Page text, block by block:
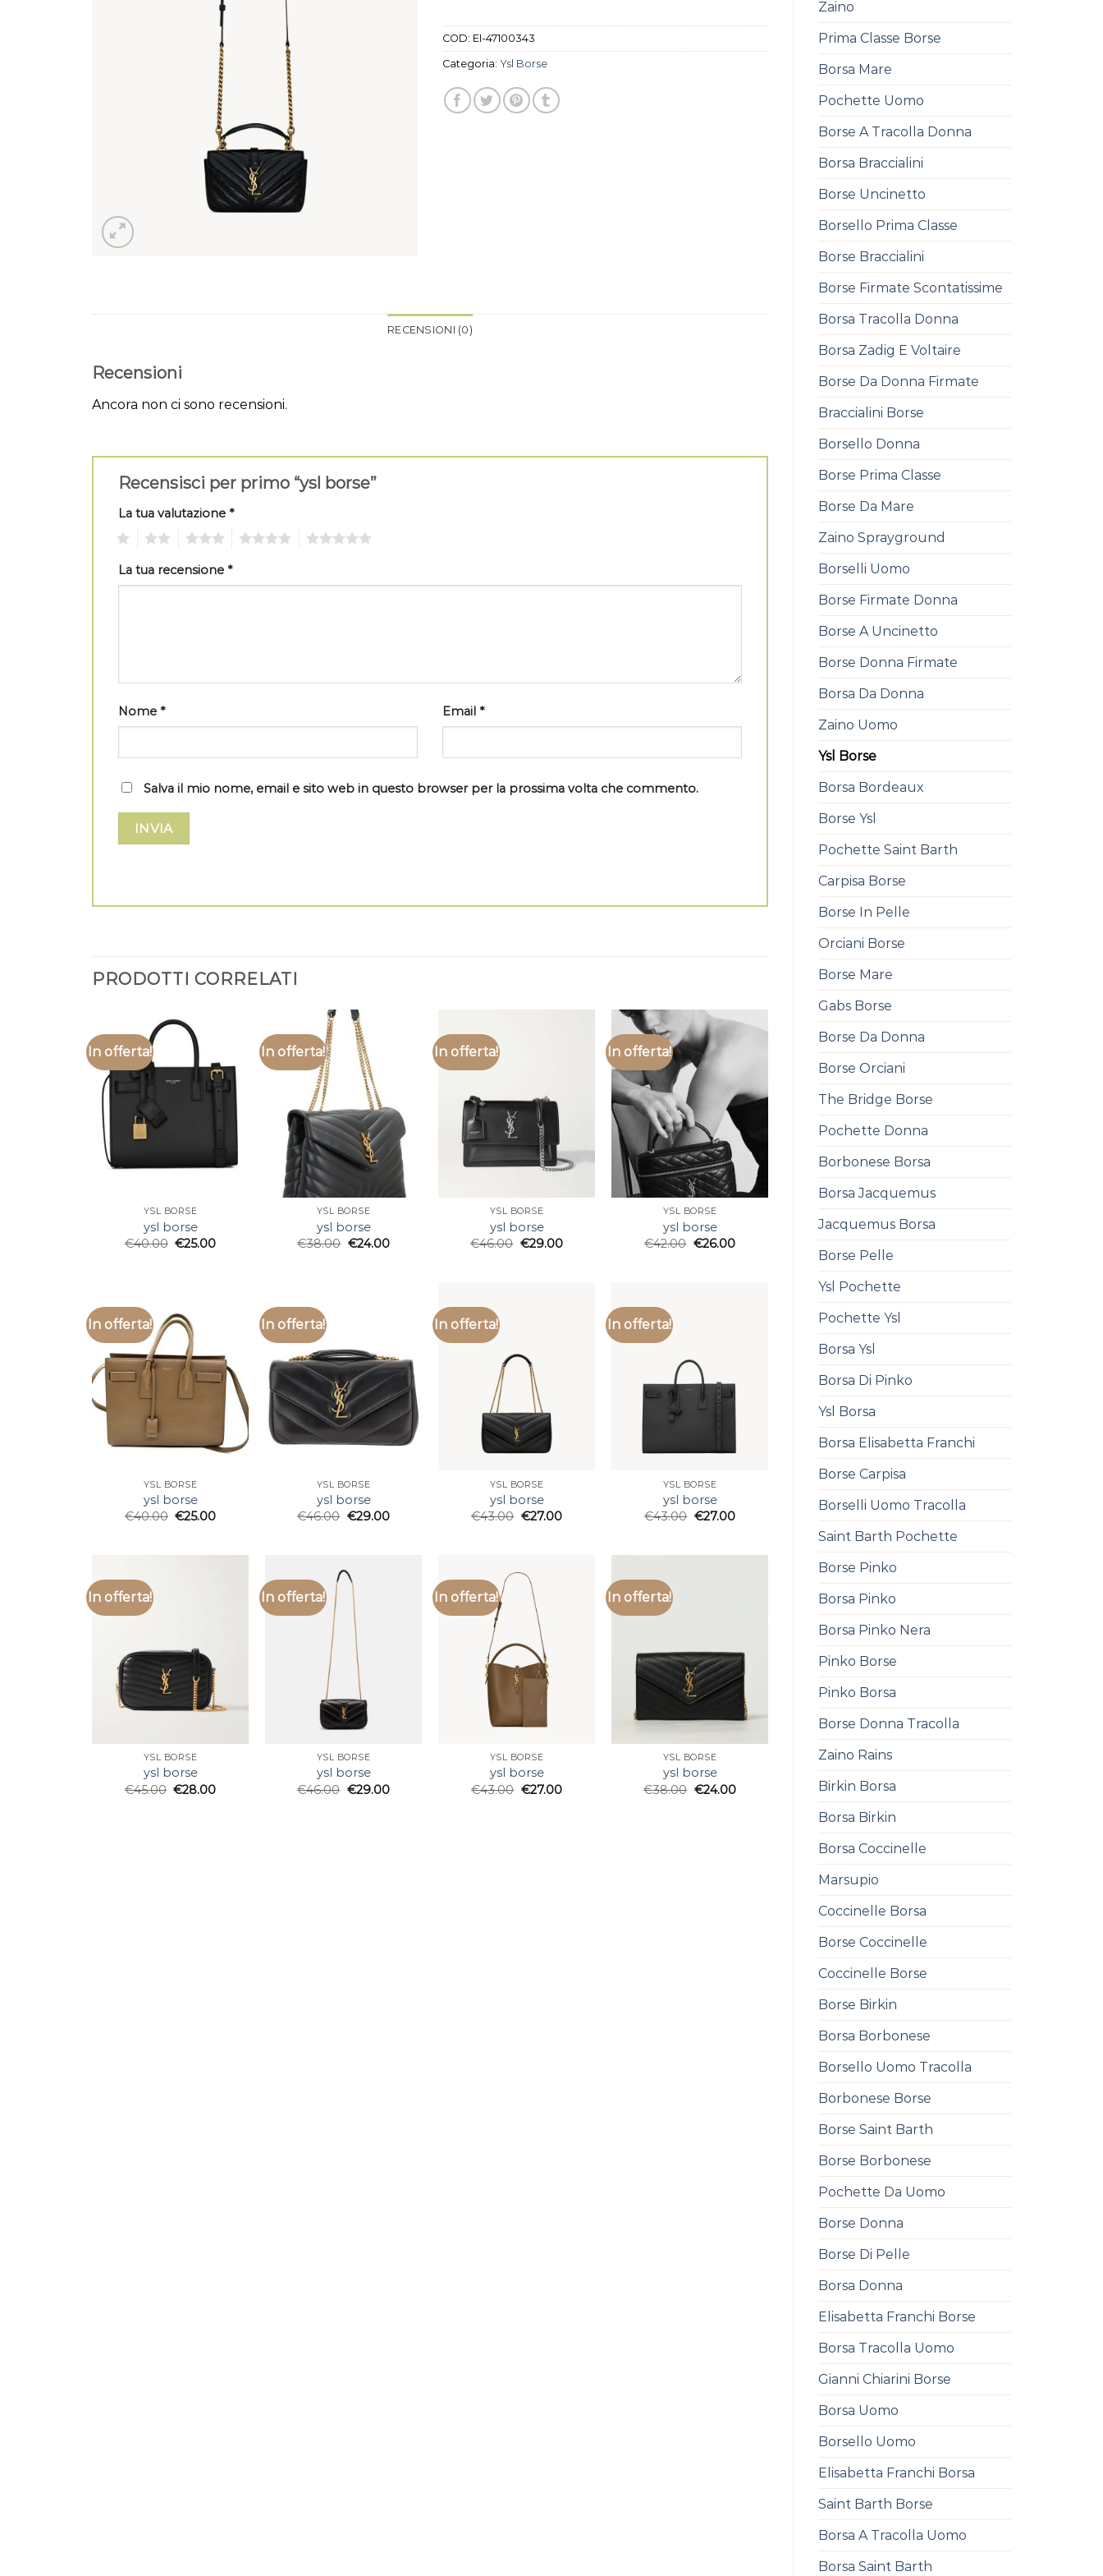
Zaino
Prima Classe Borse
Borsa Mare
Pochette Uomo
Borse A Tracolla Donna
Borsa Braccialini
Borse Uncinetto
Borsello Prima Classe
Borse Braccialini
Borse Firmate Scontatissime
Borsa Tracolla Donna
Borsa Zadig E Voltaire
Borse Da Donna Firmate
Braccialini Borse
Borsello Donna
Borse Prima Classe
Borse Da Mare
Zaino Sprayground
Borselli Uomo
Borse Firmate Donna
Borse A Uncinetto
Borse Donna Firmate
Borsa Da Donna
Zaino Uomo
Ysl Borse
Borsa Bordeaux
Borse Ysl
Pochette Saint Barth
Carpisa Borse
Borse In Pelle
Orciani Borse
Borse Mare
Gabs Borse
Borse Da Donna
Borse Orciani
The Bridge Borse
Pochette Donna
Borbonese Borsa
Borsa Jacquemus
Jacquemus Borsa
Borse Pelle
Ysl Pochette
Pochette Ysl
Borsa Ysl
Borsa Di Pinko
Ysl Borsa
Borsa Elisabetta Franchi
Borse Carpisa
Borselli Uomo Tracolla
Saint Barth Pochette
Borse Pinko
Borsa Pinko
Borsa Pinko Nera
Pinko Borse
Pinko Borsa
Borse Donna Tracolla
Zaino Rains
Birkin Borsa
Borsa Birkin
Borsa Coccinelle
Marsupio
Coccinelle Borsa
Borse Coccinelle
Coccinelle Borse
Borse Birkin
Borsa Borbonese
Borsello Uomo Tracolla
Borbonese Borse
Borse Saint Barth
Borse Borbonese
Pochette Da Uomo
Borse Donna
Borse Di Pelle
Borsa Donna
Elisabetta Franchi Borse
Borsa Tracolla Uomo
Gianni Chiarini Borse
Borsa Uomo
Borsello Uomo
Elisabetta Franchi Borsa
Saint Barth Borse
Borsa A Tracolla Uomo
Borsa Saint Barth
COD: EI-47100343
Categoria: Ysl Borse
RECENSIONI (0)
Recensioni
Ancora non ci sono recensioni.
Recensisci per primo “ysl borse”
La tua valutazione *
La tua recensione *
Nome * Email *
Salva il mio nome, email e sito web in questo browser per la prossima volta che commento.
PRODOTTI CORRELATI
In offerta!
YSL BORSE
ysl borse
€40.00 €25.00
In offerta!
YSL BORSE
ysl borse
€38.00 €24.00
In offerta!
YSL BORSE
ysl borse
€46.00 €29.00
In offerta!
YSL BORSE
ysl borse
€42.00 €26.00
In offerta!
YSL BORSE
ysl borse
€40.00 €25.00
In offerta!
YSL BORSE
ysl borse
€46.00 €29.00
In offerta!
YSL BORSE
ysl borse
€43.00 €27.00
In offerta!
YSL BORSE
ysl borse
€43.00 €27.00
In offerta!
YSL BORSE
ysl borse
€45.00 €28.00
In offerta!
YSL BORSE
ysl borse
€46.00 €29.00
In offerta!
YSL BORSE
ysl borse
€43.00 €27.00
In offerta!
YSL BORSE
ysl borse
€38.00 €24.00